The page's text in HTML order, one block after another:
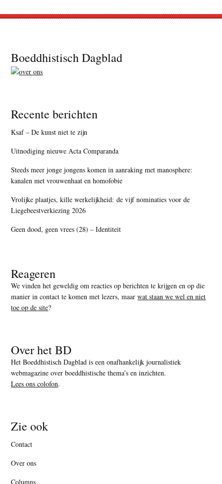
Footer
Boeddhistisch Dagblad
Recente berichten
Ksaf – De kunst niet te zijn
Uitnodiging nieuwe Acta Comparanda
Steeds meer jonge jongens komen in aanraking met manosphere:
kanalen met vrouwenhaat en homofobie
Vrolijke plaatjes, kille werkelijkheid: de vijf nominaties voor de
Liegebeestverkiezing 2026
Geen dood, geen vrees (28) – Identiteit
Reageren
We vinden het geweldig om reacties op berichten te krijgen en op die
manier in contact te komen met lezers, maarwat staan we wel en niet
toe op de site?
Over het BD
Het Boeddhistisch Dagblad is een onafhankelijk journalistiek
webmagazine over boeddhistische thema’s en inzichten.
Lees ons colofon.
Zie ook
Contact
Over ons
Columns